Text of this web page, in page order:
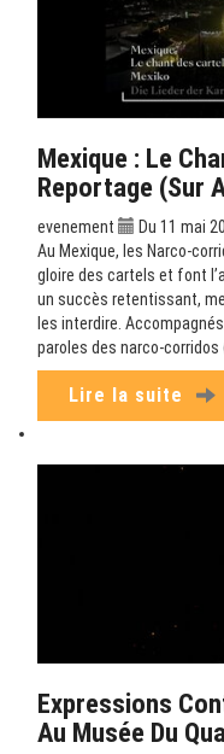
Mexique : Le
Reportage (sur
evenement
Du 11 mai
Au Mexique, les Narco-
gloire des cartels et font
un succès retentissant,
les interdire.
paroles des narco-corridos
Lire la suite
Expressions
Au Musée Du